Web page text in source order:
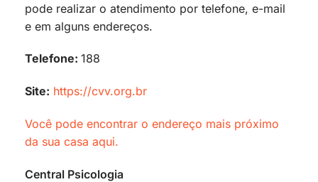
pode realizar o atendimento por telefone, e-mail
e em alguns endereços.
Telefone: 188
Site: https://cvv.org.br
Você pode encontrar o endereço mais próximo
da sua casa aqui.
Central Psicologia